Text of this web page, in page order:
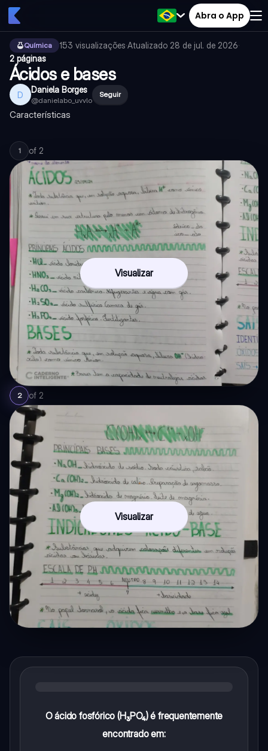
Abra o App
Química 153 visualizações·Atualizado 28 de jul. de 2026·
2 páginas
Ácidos e bases
D Daniela Borges
@danielabo_uvvlo
Seguir
Características
1 of 2
Visualizar
2 of 2
Visualizar
O ácido fosfórico (H₃PO₄) é frequentemente
encontrado em: